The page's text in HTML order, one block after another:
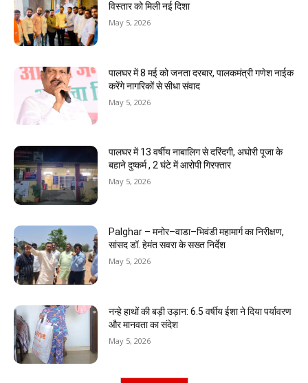
विस्तार को मिली नई दिशा
May 5, 2026
पालघर में 8 मई को जनता दरबार, पालकमंत्री गणेश नाईक
करेंगे नागरिकों से सीधा संवाद
May 5, 2026
पालघर में 13 वर्षीय नाबालिग से दरिंदगी, अघोरी पूजा के
बहाने दुष्कर्म , 2 घंटे में आरोपी गिरफ्तार
May 5, 2026
Palghar – मनोर–वाडा–भिवंडी महामार्ग का निरीक्षण,
सांसद डॉ. हेमंत सवरा के सख्त निर्देश
May 5, 2026
नन्हे हाथों की बड़ी उड़ान: 6.5 वर्षीय ईशा ने दिया पर्यावरण
और मानवता का संदेश
May 5, 2026